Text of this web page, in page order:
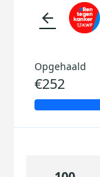
arrow_back
Opgehaald
€252